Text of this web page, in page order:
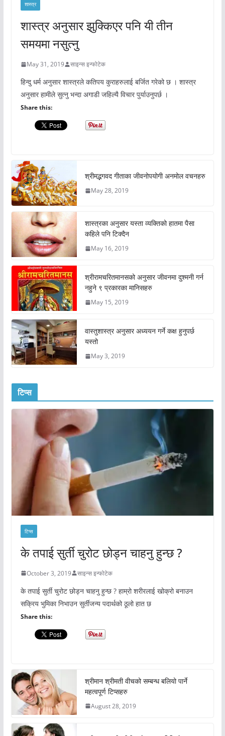
शास्त्र
शास्त्र अनुसार झुक्किएर पनि यी तीन
समयमा नसुत्नु
May 31, 2019 साइन्स इन्फोटेक
हिन्दु धर्म अनुसार शास्त्रले कतिपय कुराहरुलाई बर्जित गरेको छ । शास्त्र
अनुसार हामीले सुत्नु भन्दा अगाडी जहिल्यै विचार पुर्याउनुपर्छ ।
Share this:
श्रीमद्भगवद गीताका जीवनोपयोगी अनमोल वचनहरु
May 28, 2019
शास्त्रका अनुसार यस्ता व्यक्तिको हातमा पैसा
कहिले पनि टिक्दैन
May 16, 2019
श्रीरामचरितमानसको अनुसार जीवनमा दुश्मनी गर्न
नहुने ९ प्रकारका मानिसहरु
May 15, 2019
वास्तुशास्त्र अनुसार अध्ययन गर्ने कक्ष हुनुपर्छ
यस्तो
May 3, 2019
टिप्स
टिप्स
के तपाई सुर्ती चुरोट छोड्न चाहनु हुन्छ ?
October 3, 2019 साइन्स इन्फोटेक
के तपाई सुर्ती चुरोट छोड्न चाहनु हुन्छ ? हाम्रो शरीरलाई खोक्रो बनाउन
सक्रिय भुमिका निभाउन सुर्तीजन्य पदार्थको ठूलो हात छ
Share this:
श्रीमान श्रीमती वीचको सम्बन्ध बलियो पार्ने
महत्वपूर्ण टिप्सहरु
August 28, 2019